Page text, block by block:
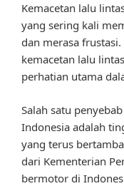
Kemacetan lalu
yang sering kali
dan merasa
kemacetan lalu
perhatian utama
Salah satu
Indonesia adalah
yang terus
dari Kementerian
bermotor di